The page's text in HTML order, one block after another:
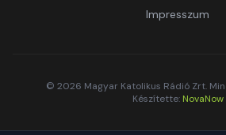
Impresszum
© 2026 Magyar Katolikus Rádió Zrt.
Készítette: NovaNow